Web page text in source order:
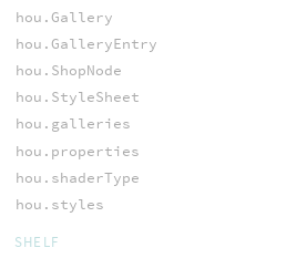
hou.Gallery
hou.GalleryEntry
hou.ShopNode
hou.StyleSheet
hou.galleries
hou.properties
hou.shaderType
hou.styles
SHELF